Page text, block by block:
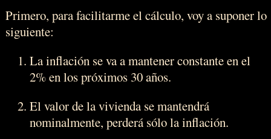
Primero, para facilitarme el cálculo, voy a suponer lo
siguiente:
La inflación se va a mantener constante en el
2% en los próximos 30 años.
El valor de la vivienda se mantendrá
nominalmente, perderá sólo la inflación.